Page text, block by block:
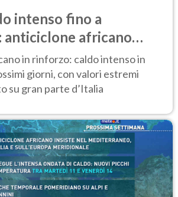
intenso fino a
anticiclone africano
in rinforzo: caldo intenso in
giorni, con valori estremi
su gran parte d’Italia